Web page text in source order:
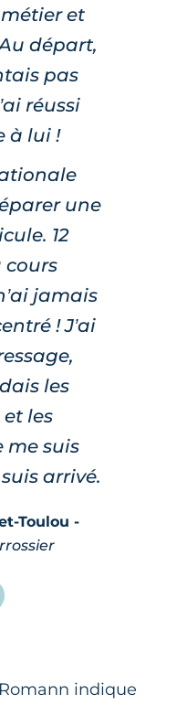
et
départ,
pas
réussi
à lui !
une
12
cours
jamais
! J’ai
les
les
me suis
arrivé.
Toulou -
indique